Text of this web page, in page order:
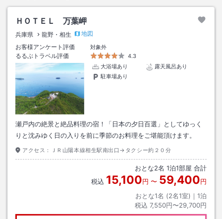
ＨＯＴＥＬ 万葉岬
兵庫県 龍野・相生
地図
お客様アンケート評価
対象外
るるぶトラベル評価
4.3
大浴場あり
露天風呂あり
駐車場あり
瀬戸内の絶景と絶品料理の宿！「日本の夕日百選」としてゆっく
りと沈みゆく日の入りを前に季節のお料理をご堪能頂けます。
アクセス： ＪＲ山陽本線相生駅南出口→タクシー約２０分
おとな2名 1泊1部屋 合計
税込 15,100円 〜 59,400円
おとな1名 (2名1室)｜ 1泊
税込 7,550円〜29,700円